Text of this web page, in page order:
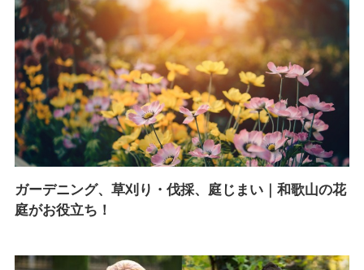
ガーデニング、草刈り・伐採、庭じまい｜和歌山の花
庭がお役立ち！